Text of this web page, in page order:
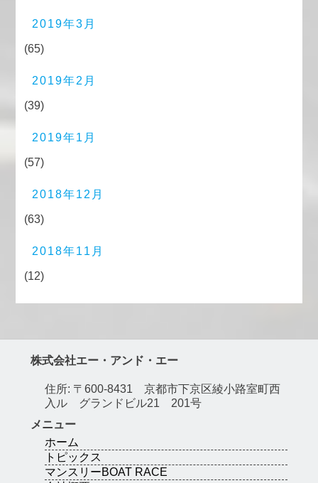
2019年3月
(65)
2019年2月
(39)
2019年1月
(57)
2018年12月
(63)
2018年11月
(12)
株式会社エー・アンド・エー
住所: 〒600-8431 京都市下京区綾小路室町西
入ル グランドビル21 201号
メニュー
ホーム
トピックス
マンスリーBOAT RACE